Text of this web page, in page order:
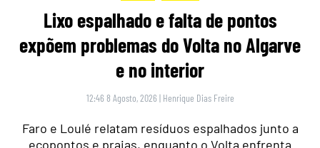
Lixo espalhado e falta de pontos
expõem problemas do Volta no Algarve
e no interior
12:46 8 Agosto, 2026 | Henrique Dias Freire
Faro e Loulé relatam resíduos espalhados junto a
ecopontos e praias, enquanto o Volta enfrenta